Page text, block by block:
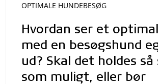
OPTIMALE HUNDEBESØG
Hvordan ser et
med en besøgshund
ud? Skal det holdes
som muligt, eller bør